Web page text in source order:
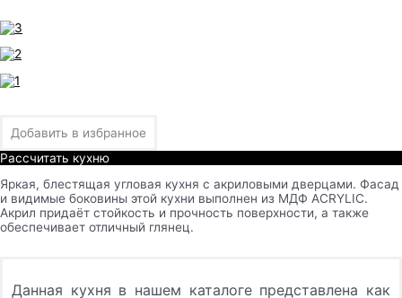
Добавить в избранное
Рассчитать кухню
Яркая, блестящая угловая кухня с акриловыми дверцами. Фасад
и видимые боковины этой кухни выполнен из МДФ ACRYLIC.
Акрил придаёт стойкость и прочность поверхности, а также
обеспечивает отличный глянец.
Данная кухня в нашем каталоге представлена как